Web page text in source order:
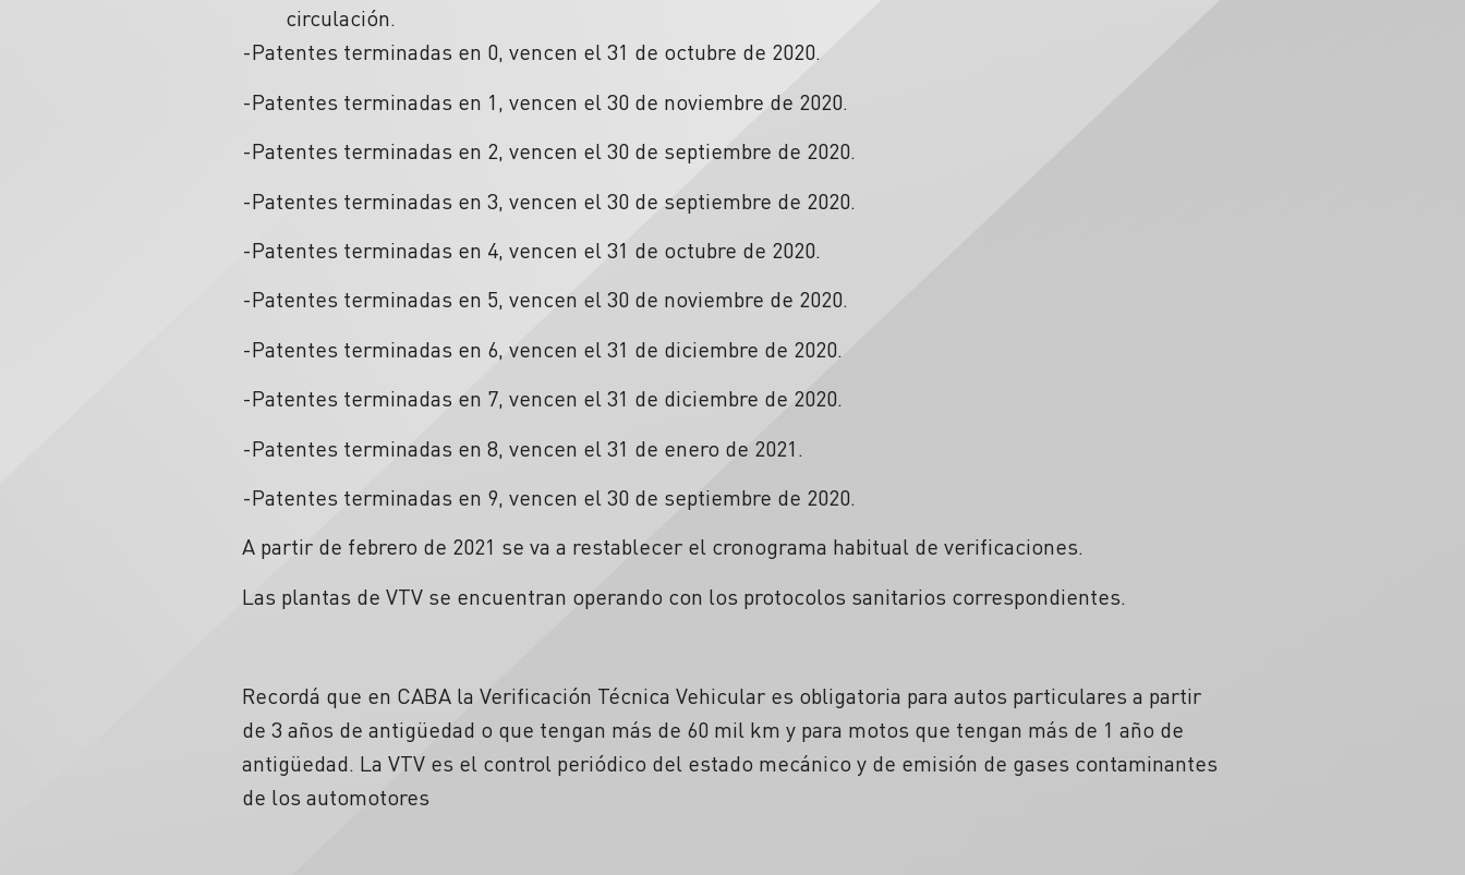
circulación.
-Patentes terminadas en 0, vencen el 31 de octubre de 2020.
-Patentes terminadas en 1, vencen el 30 de noviembre de 2020.
-Patentes terminadas en 2, vencen el 30 de septiembre de 2020.
-Patentes terminadas en 3, vencen el 30 de septiembre de 2020.
-Patentes terminadas en 4, vencen el 31 de octubre de 2020.
-Patentes terminadas en 5, vencen el 30 de noviembre de 2020.
-Patentes terminadas en 6, vencen el 31 de diciembre de 2020.
-Patentes terminadas en 7, vencen el 31 de diciembre de 2020.
-Patentes terminadas en 8, vencen el 31 de enero de 2021.
-Patentes terminadas en 9, vencen el 30 de septiembre de 2020.
A partir de febrero de 2021 se va a restablecer el cronograma habitual de verificaciones.
Las plantas de VTV se encuentran operando con los protocolos sanitarios correspondientes.
Recordá que en CABA la Verificación Técnica Vehicular es obligatoria para autos particulares a partir
de 3 años de antigüedad o que tengan más de 60 mil km y para motos que tengan más de 1 año de
antigüedad. La VTV es el control periódico del estado mecánico y de emisión de gases contaminantes
de los automotores